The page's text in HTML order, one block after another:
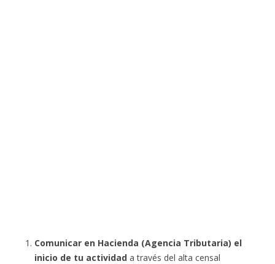
Comunicar en Hacienda (Agencia Tributaria) el
inicio de tu actividad a través del alta censal